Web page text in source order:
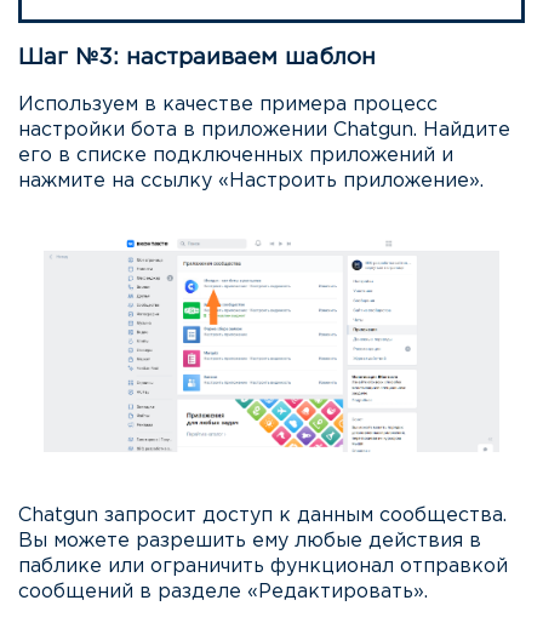
Шаг №3: настраиваем шаблон
Используем в качестве примера процесс
настройки бота в приложении Chatgun. Найдите
его в списке подключенных приложений и
нажмите на ссылку «Настроить приложение».
Chatgun запросит доступ к данным сообщества.
Вы можете разрешить ему любые действия в
паблике или ограничить функционал отправкой
сообщений в разделе «Редактировать».